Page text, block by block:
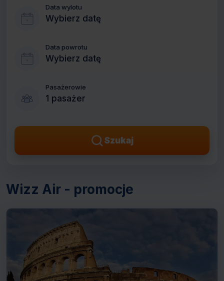
Data wylotu
Wybierz datę
Data powrotu
Wybierz datę
Pasażerowie
1 pasażer
Szukaj
Wizz Air - promocje